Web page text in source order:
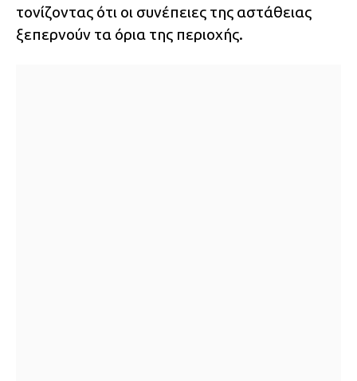
τονίζοντας ότι οι συνέπειες της αστάθειας
ξεπερνούν τα όρια της περιοχής.